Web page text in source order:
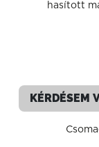
hasított
KÉRDÉSEM